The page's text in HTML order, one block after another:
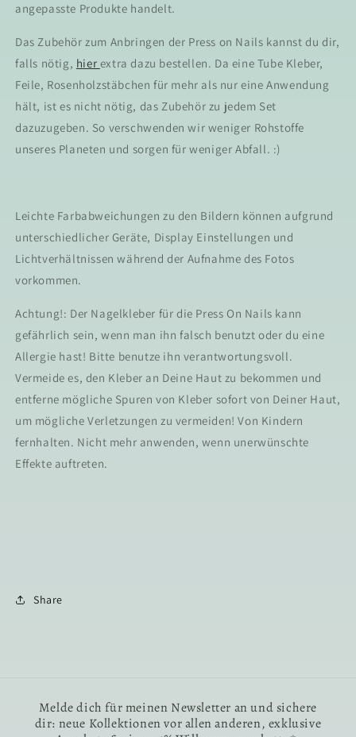
angepasste Produkte handelt.
Das Zubehör zum Anbringen der Press on Nails kannst du dir,
falls nötig, hier extra dazu bestellen. Da eine Tube Kleber,
Feile, Rosenholzstäbchen für mehr als nur eine Anwendung
hält, ist es nicht nötig, das Zubehör zu jedem Set
dazuzugeben. So verschwenden wir weniger Rohstoffe
unseres Planeten und sorgen für weniger Abfall. :)
Leichte Farbabweichungen zu den Bildern können aufgrund
unterschiedlicher Geräte, Display Einstellungen und
Lichtverhältnissen während der Aufnahme des Fotos
vorkommen.
Achtung!: Der Nagelkleber für die Press On Nails kann
gefährlich sein, wenn man ihn falsch benutzt oder du eine
Allergie hast! Bitte benutze ihn verantwortungsvoll.
Vermeide es, den Kleber an Deine Haut zu bekommen und
entferne mögliche Spuren von Kleber sofort von Deiner Haut,
um mögliche Verletzungen zu vermeiden! Von Kindern
fernhalten. Nicht mehr anwenden, wenn unerwünschte
Effekte auftreten.
Share
Melde dich für meinen Newsletter an und sichere
dir: neue Kollektionen vor allen anderen, exklusive